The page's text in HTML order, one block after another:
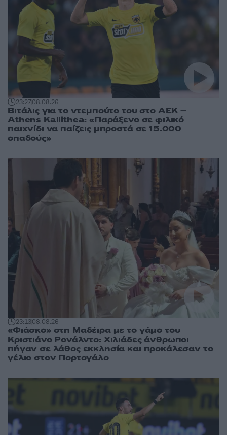
23:2708.08.26
Βιτάλις για το ντεμπούτο του στο ΑΕΚ –
Athens Kallithea: «Παράξενο σε φιλικό
παιχνίδι να παίζεις μπροστά σε 15.000
οπαδούς»
23:1308.08.26
«Φιάσκο» στη Μαδέιρα με το γάμο του
Κριστιάνο Ρονάλντο: Χιλιάδες άνθρωποι
πήγαν σε λάθος εκκλησία και προκάλεσαν το
γέλιο στον Πορτογάλο